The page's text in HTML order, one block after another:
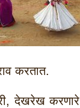
करतात.
, देखरेख